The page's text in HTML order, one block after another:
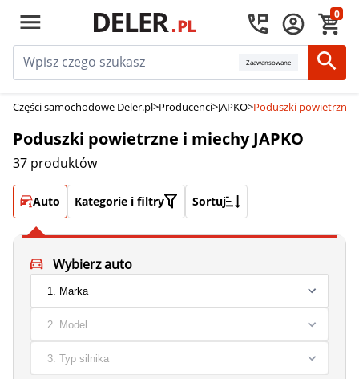
0
Zaawansowane
Części samochodowe Deler.pl>Producenci>JAPKO>Poduszki powietrzne i
Poduszki powietrzne i miechy JAPKO
37 produktów
Auto Kategorie i filtry Sortuj
Wybierz auto